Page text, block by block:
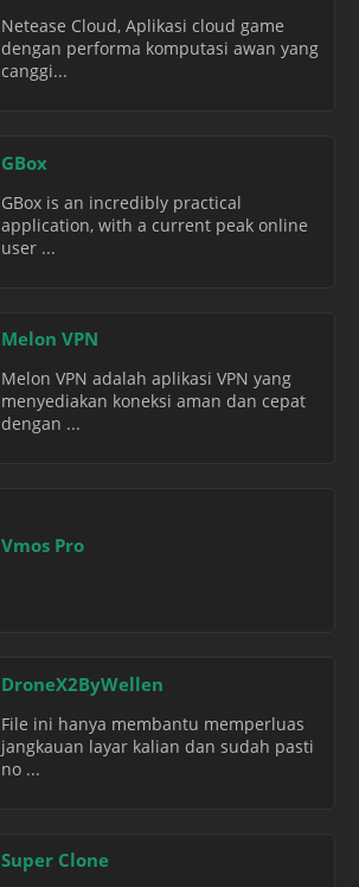
Netease Cloud, Aplikasi cloud game
dengan performa komputasi awan yang
canggi...
GBox
GBox is an incredibly practical
application, with a current peak online
user ...
Melon VPN
Melon VPN adalah aplikasi VPN yang
menyediakan koneksi aman dan cepat
dengan ...
Vmos Pro
DroneX2ByWellen
File ini hanya membantu memperluas
jangkauan layar kalian dan sudah pasti
no ...
Super Clone